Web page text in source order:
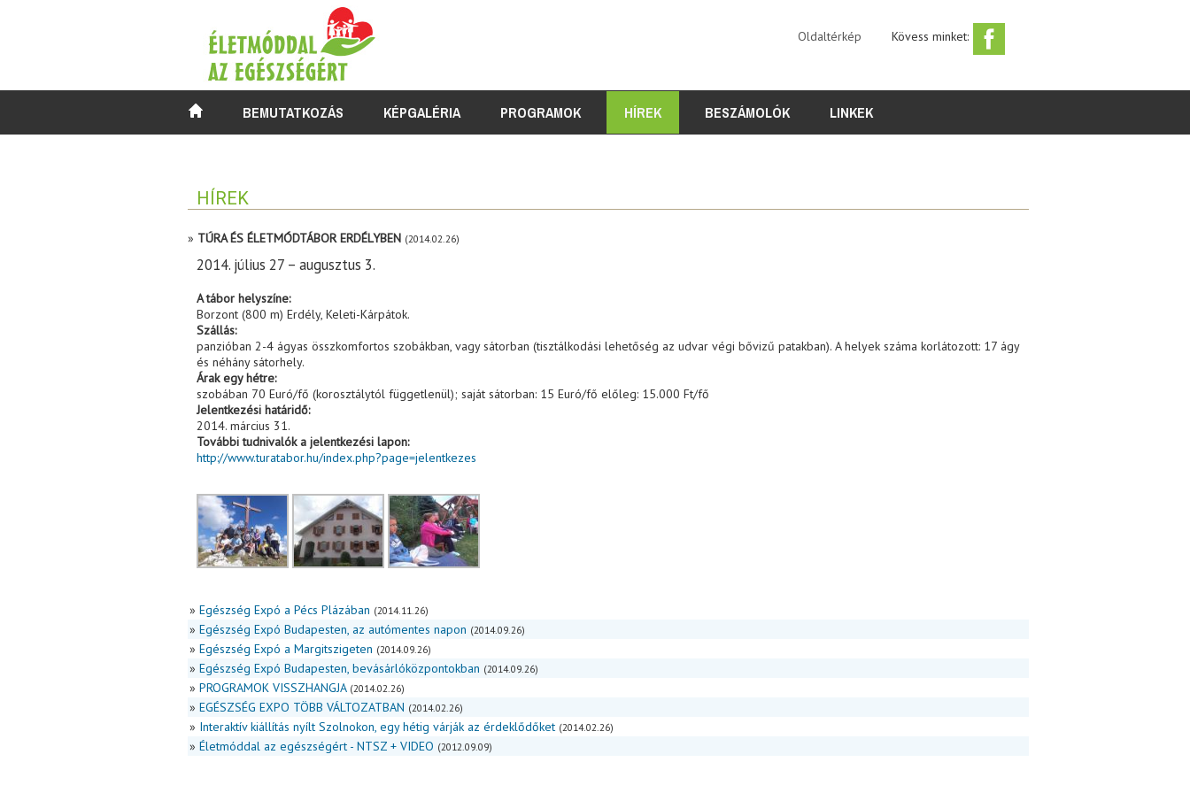
Oldaltérkép Kövess minket:
BEMUTATKOZÁS KÉPGALÉRIA PROGRAMOK HÍREK BESZÁMOLÓK LINKEK
HÍREK
» TÚRA ÉS ÉLETMÓDTÁBOR ERDÉLYBEN (2014.02.26)
2014. július 27 – augusztus 3.
A tábor helyszíne:
Borzont (800 m) Erdély, Keleti-Kárpátok.
Szállás:
panzióban 2-4 ágyas összkomfortos szobákban, vagy sátorban (tisztálkodási lehetőség az udvar végi bővizű patakban). A helyek száma korlátozott: 17 ágy
és néhány sátorhely.
Árak egy hétre:
szobában 70 Euró/fő (korosztálytól függetlenül); saját sátorban: 15 Euró/fő előleg: 15.000 Ft/fő
Jelentkezési határidő:
2014. március 31.
További tudnivalók a jelentkezési lapon:
http://www.turatabor.hu/index.php?page=jelentkezes
» Egészség Expó a Pécs Plázában (2014.11.26)
» Egészség Expó Budapesten, az autómentes napon (2014.09.26)
» Egészség Expó a Margitszigeten (2014.09.26)
» Egészség Expó Budapesten, bevásárlóközpontokban (2014.09.26)
» PROGRAMOK VISSZHANGJA (2014.02.26)
» EGÉSZSÉG EXPO TÖBB VÁLTOZATBAN (2014.02.26)
» Interaktív kiállítás nyílt Szolnokon, egy hétig várják az érdeklődőket (2014.02.26)
» Életmóddal az egészségért - NTSZ + VIDEO (2012.09.09)